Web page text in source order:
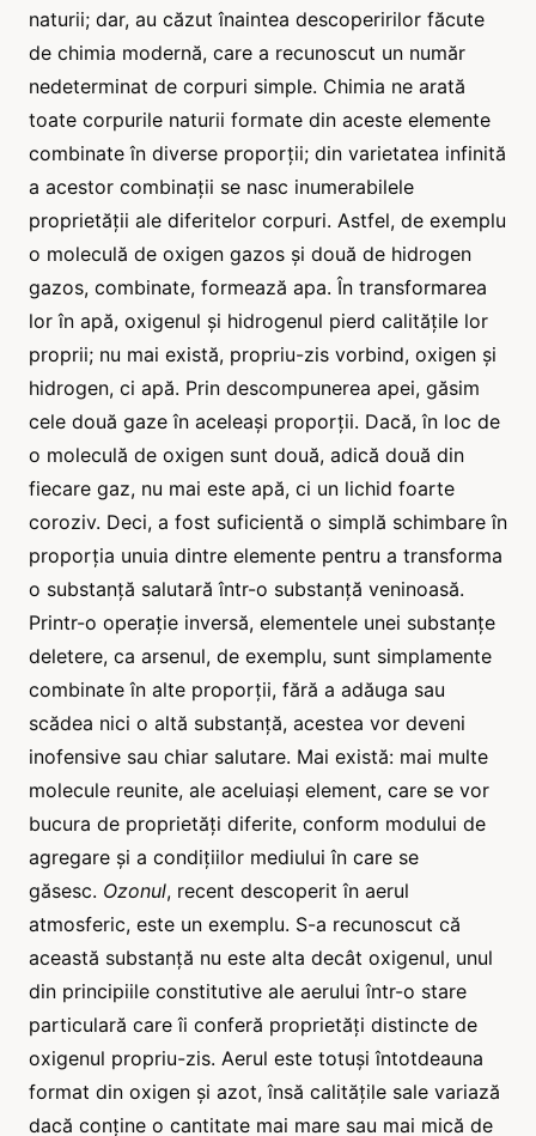
naturii; dar, au căzut înaintea descoperirilor făcute
de chimia modernă, care a recunoscut un număr
nedeterminat de corpuri simple. Chimia ne arată
toate corpurile naturii formate din aceste elemente
combinate în diverse proporții; din varietatea infinită
a acestor combinații se nasc inumerabilele
proprietății ale diferitelor corpuri. Astfel, de exemplu
o moleculă de oxigen gazos și două de hidrogen
gazos, combinate, formează apa. În transformarea
lor în apă, oxigenul și hidrogenul pierd calitățile lor
proprii; nu mai există, propriu-zis vorbind, oxigen și
hidrogen, ci apă. Prin descompunerea apei, găsim
cele două gaze în aceleași proporții. Dacă, în loc de
o moleculă de oxigen sunt două, adică două din
fiecare gaz, nu mai este apă, ci un lichid foarte
coroziv. Deci, a fost suficientă o simplă schimbare în
proporția unuia dintre elemente pentru a transforma
o substanță salutară într-o substanță veninoasă.
Printr-o operație inversă, elementele unei substanțe
deletere, ca arsenul, de exemplu, sunt simplamente
combinate în alte proporții, fără a adăuga sau
scădea nici o altă substanță, acestea vor deveni
inofensive sau chiar salutare. Mai există: mai multe
molecule reunite, ale aceluiași element, care se vor
bucura de proprietăți diferite, conform modului de
agregare și a condițiilor mediului în care se
găsesc. Ozonul, recent descoperit în aerul
atmosferic, este un exemplu. S-a recunoscut că
această substanță nu este alta decât oxigenul, unul
din principiile constitutive ale aerului într-o stare
particulară care îi conferă proprietăți distincte de
oxigenul propriu-zis. Aerul este totuși întotdeauna
format din oxigen și azot, însă calitățile sale variază
dacă conține o cantitate mai mare sau mai mică de